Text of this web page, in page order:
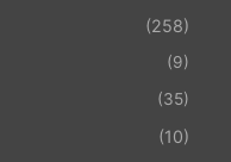
(258)
(9)
(35)
(10)